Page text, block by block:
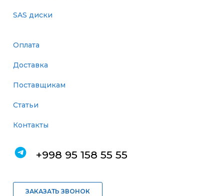
SAS диски
Оплата
Доставка
Поставщикам
Статьи
Контакты
+998 95 158 55 55
ЗАКАЗАТЬ ЗВОНОК